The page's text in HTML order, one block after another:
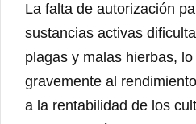
La falta de autorización
sustancias activas
plagas y malas hierbas,
gravemente al
a la rentabilidad de los